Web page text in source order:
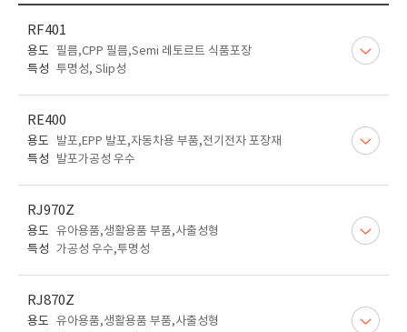
RF401
용도 필름,CPP 필름,Semi 레토르트 식품포장
특성 투명성, Slip성
RE400
용도
발포,EPP 발포,자동차용 부품,전기전자 포장재
특성
발포가공성 우수
RJ970Z
용도 유아용품,생활용품 부품,사출성형
특성 가공성 우수,투명성
RJ870Z
용도 유아용품,생활용품 부품,사출성형